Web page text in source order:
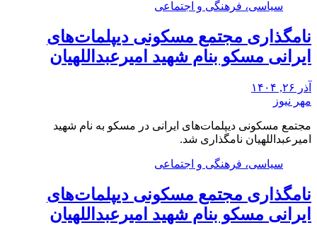
سیاسی، فرهنگی و اجتماعی
نامگذاری مجتمع مسکونی دیپلمات‌های
ایرانی مسکو بنام شهید امیرعبداللهیان
آذر ۲۶, ۱۴۰۴
مهر نیوز
مجتمع مسکونی دیپلمات‌های ایرانی در مسکو به نام شهید
امیرعبداللهیان نامگذاری شد.
سیاسی، فرهنگی و اجتماعی
نامگذاری مجتمع مسکونی دیپلمات‌های
ایرانی مسکو بنام شهید امیرعبداللهیان